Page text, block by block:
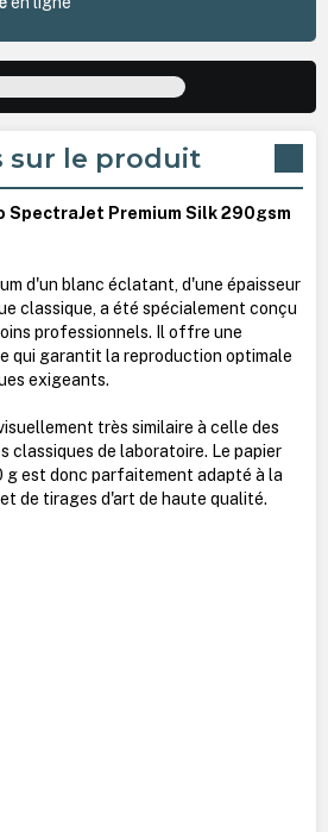
sur le produit
SpectraJet Premium Silk 290gsm
d'un blanc éclatant, d'une épaisseur
classique, a été spécialement conçu
professionnels. Il offre une
qui garantit la reproduction optimale
exigeants.
très similaire à celle des
classiques de laboratoire. Le papier
g est donc parfaitement adapté à la
de tirages d'art de haute qualité.